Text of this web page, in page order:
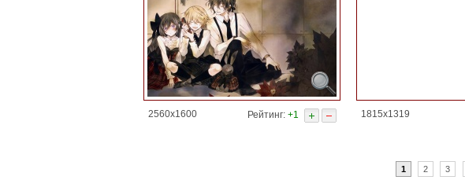
2560x1600 Рейтинг: +1 1815x1319
1 2 3